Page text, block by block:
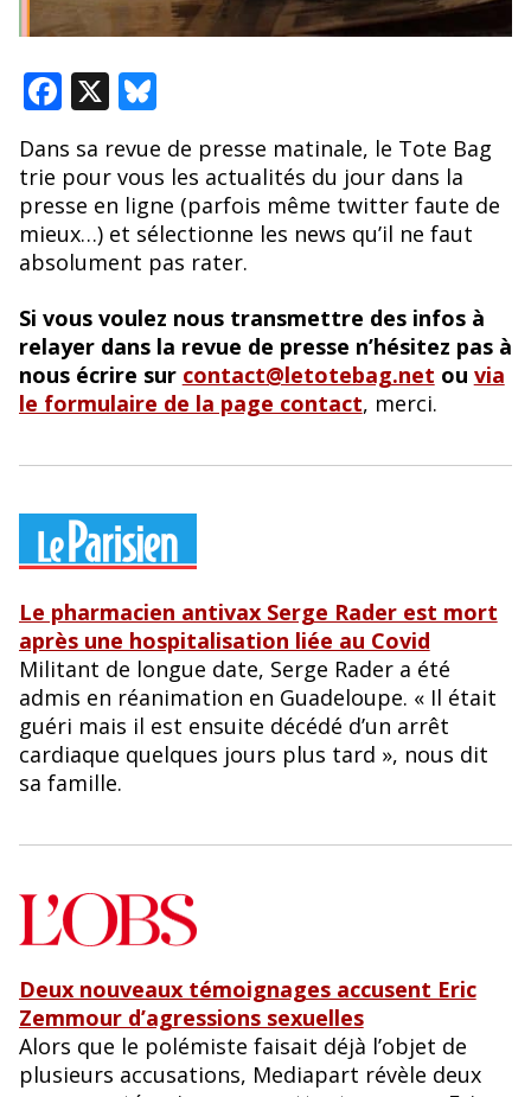
F
e
b
o
o
k
X Bl
u
e
sk
y
Dans sa revue de presse matinale, le Tote Bag
trie pour vous les actualités du jour dans la
presse en ligne (parfois même twitter faute de
mieux…) et sélectionne les news qu’il ne faut
absolument pas rater.
Si vous voulez nous transmettre des infos à
relayer dans la revue de presse n’hésitez pas à
nous écrire sur contact@letotebag.net ou via
le formulaire de la page contact, merci.
Le pharmacien antivax Serge Rader est mort
après une hospitalisation liée au Covid
Militant de longue date, Serge Rader a été
admis en réanimation en Guadeloupe. « Il était
guéri mais il est ensuite décédé d’un arrêt
cardiaque quelques jours plus tard », nous dit
sa famille.
Deux nouveaux témoignages accusent Eric
Zemmour d’agressions sexuelles
Alors que le polémiste faisait déjà l’objet de
plusieurs accusations, Mediapart révèle deux